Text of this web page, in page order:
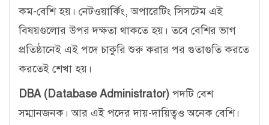
কম-বেশি হয়। নেটওয়ার্কিং, অপারেটিং সিসটেম এই
বিষয়গুলোর উপর দক্ষতা থাকতে হয়। তবে বেশির ভাগ
প্রতিষ্ঠানেই এই পদে চাকুরি শুরু করার পর গুতাগুতি করতে
করতেই শেখা হয়।
DBA (Database Administrator) পদটি বেশ
সম্মানজনক। আর এই পদের দায়-দায়িত্বও অনেক বেশি।